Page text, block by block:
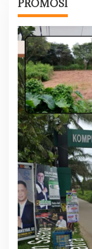
PROMOSI